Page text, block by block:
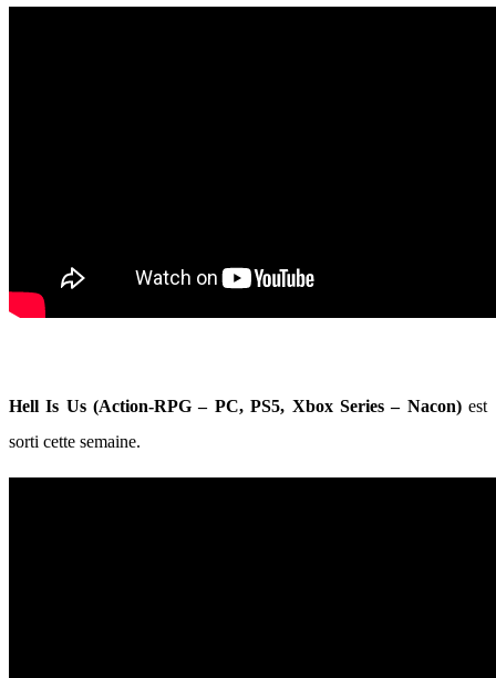
Hell Is Us (Action-RPG – PC, PS5, Xbox Series – Nacon) est
sorti cette semaine.